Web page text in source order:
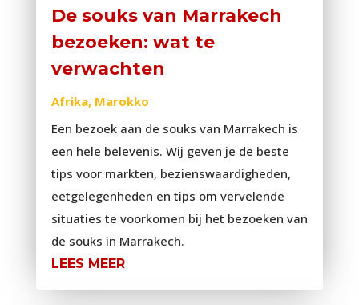
De souks van Marrakech
bezoeken: wat te
verwachten
Afrika, Marokko
Een bezoek aan de souks van Marrakech is
een hele belevenis. Wij geven je de beste
tips voor markten, bezienswaardigheden,
eetgelegenheden en tips om vervelende
situaties te voorkomen bij het bezoeken van
de souks in Marrakech.
LEES MEER